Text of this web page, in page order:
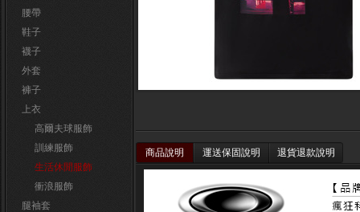
腰帶
鞋子
襪子
外套
褲子
上衣
高爾夫球服飾
訓練服飾
生活休閒服飾
衝浪服飾
腿袖套
商品說明 運送保固說明 退貨退款說明